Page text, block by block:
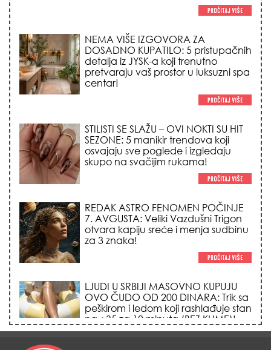
NEMA VIŠE IZGOVORA ZA
DOSADNO KUPATILO: 5 pristupačnih
detalja iz JYSK-a koji trenutno
pretvaraju vaš prostor u luksuzni spa
centar!
STILISTI SE SLAŽU – OVI NOKTI SU HIT
SEZONE: 5 manikir trendova koji
osvajaju sve poglede i izgledaju
skupo na svačijim rukama!
REDAK ASTRO FENOMEN POČINJE
7. AVGUSTA: Veliki Vazdušni Trigon
otvara kapiju sreće i menja sudbinu
za 3 znaka!
LJUDI U SRBIJI MASOVNO KUPUJU
OVO ČUDO OD 200 DINARA: Trik sa
peškirom i ledom koji rashlađuje stan
na +35 za 10 minuta (BEZ KLIME)!